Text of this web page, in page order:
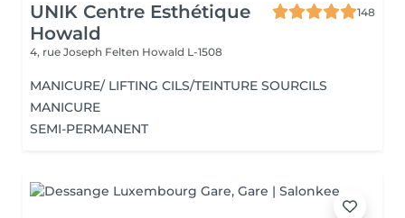
UNIK Centre Esthétique
Howald
148
4, rue Joseph Felten Howald L-1508
MANICURE/ LIFTING CILS/TEINTURE SOURCILS
MANICURE
SEMI-PERMANENT